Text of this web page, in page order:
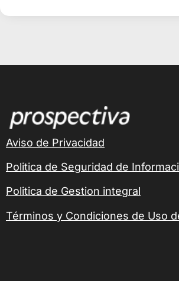
Aviso de Privacidad
Politica de Seguridad de
Politica de Gestion integral
Términos y Condiciones de Uso